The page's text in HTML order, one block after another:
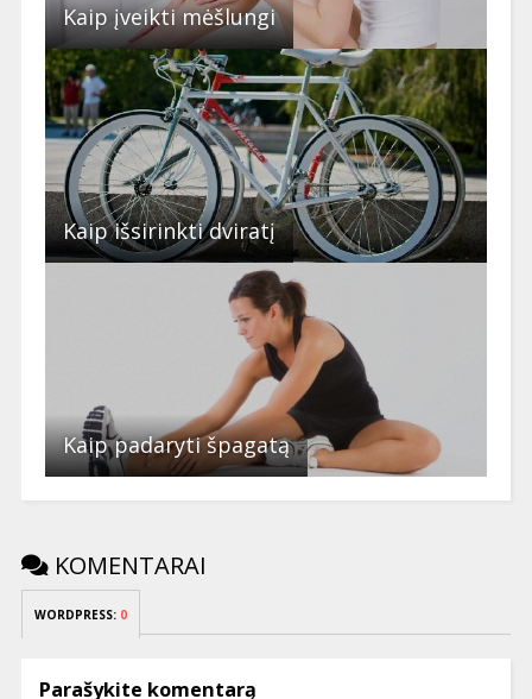
Kaip įveikti mėšlungi
Kaip išsirinkti dviratį
Kaip padaryti špagatą
KOMENTARAI
WORDPRESS: 0
Parašykite komentarą